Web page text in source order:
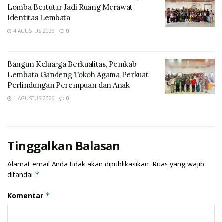
“Hasil laut Lembata—ikan segar, ikan
kering, dan produk olahan perikanan—
memiliki kualitas tinggi. Kami membuka
ruang agar diaspora menjadi mitra
Dalam mendukung hal tersebut, Bupati menekankan
bahwa konektivitas transportasi laut Lembata sangat
memadai, dengan empat kapal Pelni dan empat kapal
Tol Laut yang rutin menyinggahi Pelabuhan Lewoleba,
sehingga memperkuat rantai distribusi barang dan
Lomba Bertutur Jadi Ruang Merawat
Identitas Lembata
4 AGUSTUS 2026 0
Bangun Keluarga Berkualitas, Pemkab
Lembata Gandeng Tokoh Agama Perkuat
Perlindungan Perempuan dan Anak
1 AGUSTUS 2026 0
Tinggalkan Balasan
Alamat email Anda tidak akan dipublikasikan. Ruas yang wajib
ditandai *
Komentar *